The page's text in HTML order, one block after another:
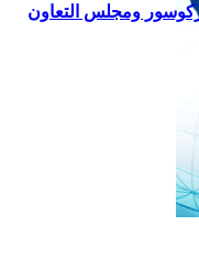
ومجلس التعاون